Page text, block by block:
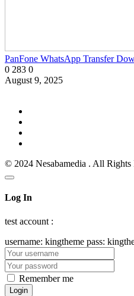
PanFone WhatsApp Transfer
0 283 0
August 9, 2025
© 2024 Nesabamedia . All Rights
Log In
test account :
username: kingtheme pass:
Remember me